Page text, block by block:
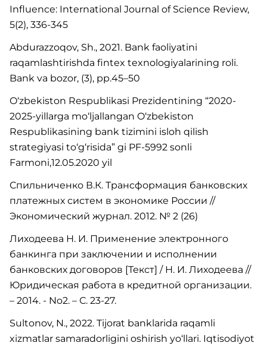
Influence: International Journal of Science Review,
5(2), 336-345
Abdurazzoqov, Sh., 2021. Bank faoliyatini
raqamlashtirishda fintex texnologiyalarining roli.
Bank va bozor, (3), pp.45–50
O‘zbekiston Respublikasi Prezidentining “2020-
2025-yillarga mo‘ljallangan O‘zbekiston
Respublikasining bank tizimini isloh qilish
strategiyasi to‘g‘risida” gi PF-5992 sonli
Farmoni,12.05.2020 yil
Спильниченко В.К. Трансформация банковских
платежных систем в экономике России //
Экономический журнал. 2012. № 2 (26)
Лиходеева Н. И. Применение электронного
банкинга при заключении и исполнении
банковских договоров [Текст] / Н. И. Лиходеева //
Юридическая работа в кредитной организации.
– 2014. - No2. – С. 23-27.
Sultonov, N., 2022. Tijorat banklarida raqamli
xizmatlar samaradorligini oshirish yo‘llari. Iqtisodiyot